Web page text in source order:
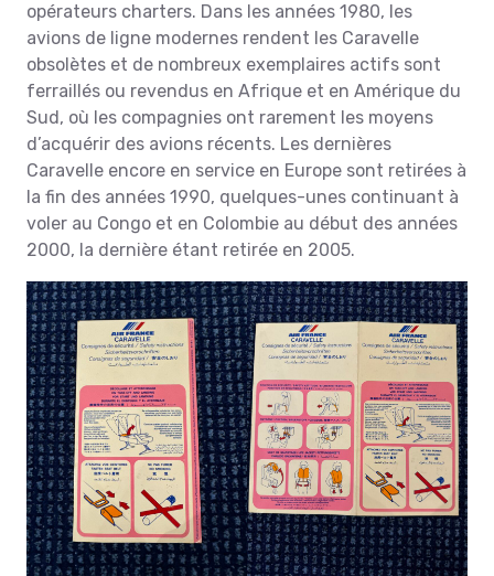
opérateurs charters. Dans les années 1980, les
avions de ligne modernes rendent les Caravelle
obsolètes et de nombreux exemplaires actifs sont
ferraillés ou revendus en Afrique et en Amérique du
Sud, où les compagnies ont rarement les moyens
d’acquérir des avions récents. Les dernières
Caravelle encore en service en Europe sont retirées à
la fin des années 1990, quelques-unes continuant à
voler au Congo et en Colombie au début des années
2000, la dernière étant retirée en 2005.